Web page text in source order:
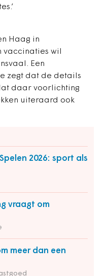
Haag in
vaccinaties wil
Een
zegt dat de details
daar voorlichting
uiteraard ook
2026: sport als
vraagt om
meer dan een